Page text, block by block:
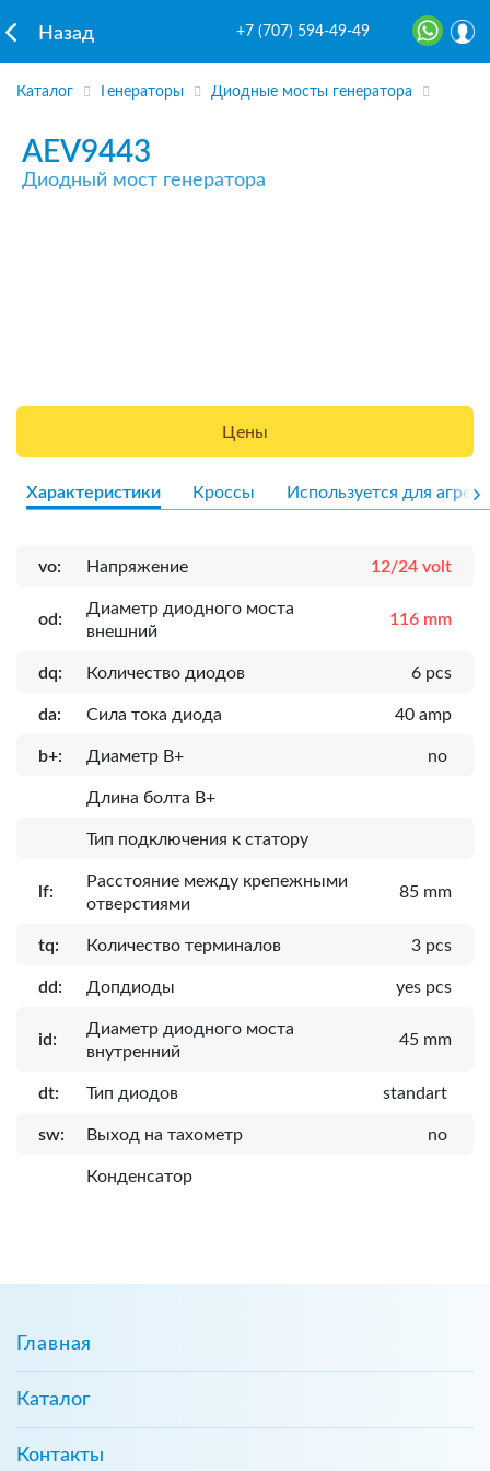
Назад +7 (707) 594-49-49
Каталог Генераторы Диодные мосты генератора
AEV9443
Диодный мост генератора
Цены
Характеристики Кроссы Используется для
vo: Напряжение 12/24 volt
od:
Диаметр диодного моста
внешний
116 mm
dq: Количество диодов 6 pcs
da: Сила тока диода 40 amp
b+: Диаметр B+ no
Длина болта B+
Тип подключения к статору
lf:
Расcтояние между крепежными
отверстиями
85 mm
tq: Количество терминалов 3 pcs
dd: Допдиоды yes pcs
id:
Диаметр диодного моста
внутренний
45 mm
dt: Тип диодов standart
sw: Выход на тахометр no
Конденсатор
Главная
Каталог
Контакты